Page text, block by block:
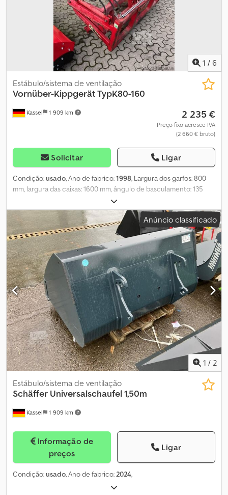
1 / 6
Kassel 1 909 km
Estábulo/sistema de ventilação
Vornüber-Kippgerät TypK80-160
2 235 €
Preço fixo acresce IVA
(2 660 € bruto)
Solicitar Ligar
Condição:usado, Ano de fabrico:1998, Largura dos garfos: 800
mm, largura das caixas: 1600 mm, ângulo de basculamento: 135
Anúncio classificado
1 / 2
Kassel 1 909 km
Estábulo/sistema de ventilação
Schäffer Universalschaufel 1,50m
Informação de
preços
Ligar
Condição:usado, Ano de fabrico:2024,